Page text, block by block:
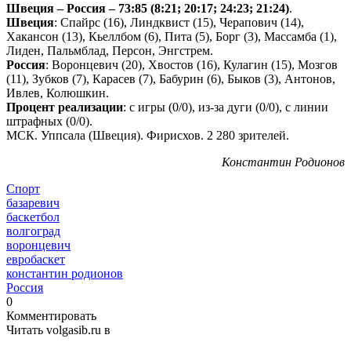
Швеция – Россия – 73:85 (8:21; 20:17; 24:23; 21:24).
Швеция: Спайрс (16), Линдквист (15), Черапович (14),
Хакансон (13), Кьеллбом (6), Пита (5), Борг (3), Массамба (1),
Лиден, Пальмблад, Персон, Энгстрем.
Россия: Воронцевич (20), Хвостов (16), Кулагин (15), Мозгов
(11), Зубков (7), Карасев (7), Бабурин (6), Быков (3), Антонов,
Ивлев, Колюшкин.
Процент реализации: с игры (0/0), из-за дуги (0/0), с линии
штрафных (0/0).
МСК. Уппсала (Швеция). Фирисхов. 2 280 зрителей.
Константин Родионов
Спорт
базаревич
баскетбол
волгоград
воронцевич
евробаскет
константин родионов
Россия
0
Комментировать
Читать volgasib.ru в